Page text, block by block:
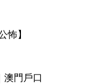
怖】
澳門戶口